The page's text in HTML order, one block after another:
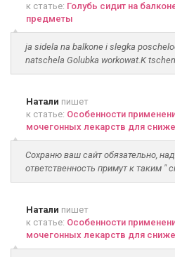
к статье: Голубь сидит на
предметы
ja sidela na balkone i slegka
natschela Golubka workowat.K
Натали пишет
к статье: Особенности
мочегонных лекарств для
Сохраню ваш сайт обязательно,
ответственность примут к таким "
Натали пишет
к статье: Особенности
мочегонных лекарств для